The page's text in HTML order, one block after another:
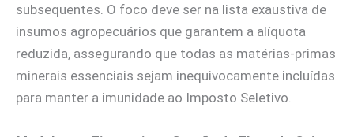
subsequentes. O foco deve ser na lista exaustiva de
insumos agropecuários que garantem a alíquota
reduzida, assegurando que todas as matérias-primas
minerais essenciais sejam inequivocamente incluídas
para manter a imunidade ao Imposto Seletivo.